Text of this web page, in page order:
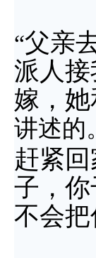
“父亲
派人
嫁，
讲述的
赶紧
子，
不会把